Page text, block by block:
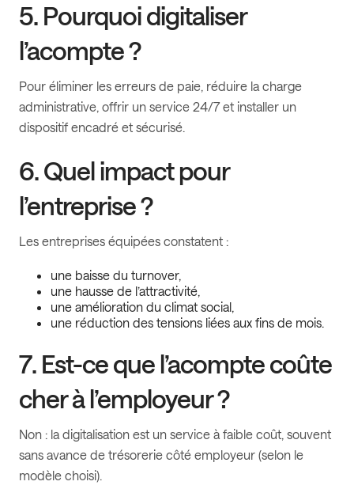
5. Pourquoi digitaliser
l’acompte ?
Pour éliminer les erreurs de paie, réduire la charge
administrative, offrir un service 24/7 et installer un
dispositif encadré et sécurisé.
6. Quel impact pour
l’entreprise ?
Les entreprises équipées constatent :
une baisse du turnover,
une hausse de l’attractivité,
une amélioration du climat social,
une réduction des tensions liées aux fins de mois.
7. Est-ce que l’acompte coûte
cher à l’employeur ?
Non : la digitalisation est un service à faible coût, souvent
sans avance de trésorerie côté employeur (selon le
modèle choisi).